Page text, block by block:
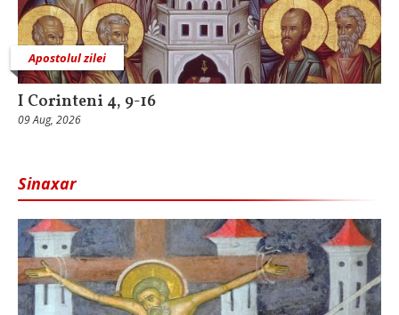
Apostolul zilei
I Corinteni 4, 9-16
09 Aug, 2026
Sinaxar